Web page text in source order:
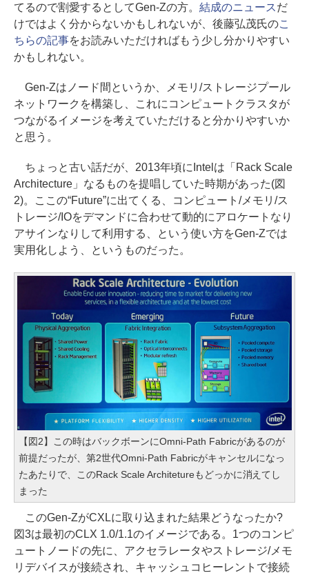
てるので割愛するとしてGen-Zの方。 結成のニュースだ
けではよく分からないかもしれないが、後藤弘茂氏のこ
ちらの記事をお読みいただければもう少し分かりやすい
かもしれない。
Gen-Zはノード間というか、メモリ/ストレージプール
ネットワークを構築し、これにコンピュートクラスタが
つながるイメージを考えていただけると分かりやすいか
と思う。
ちょっと古い話だが、2013年頃にIntelは「Rack Scale
Architecture」なるものを提唱していた時期があった(図
2)。ここの“Future”に出てくる、コンピュート/メモリ/ス
トレージ/IOをデマンドに合わせて動的にアロケートなり
アサインなりして利用する、という使い方をGen-Zでは
実用化しよう、というものだった。
【図2】この時はバックボーンにOmni-Path Fabricがあるのが
前提だったが、第2世代Omni-Path Fabricがキャンセルになっ
たあたりで、このRack Scale Architetureもどっかに消えてし
まった
このGen-ZがCXLに取り込まれた結果どうなったか?
図3は最初のCLX 1.0/1.1のイメージである。1つのコンピ
ュートノードの先に、アクセラレータやストレージ/メモ
リデバイスが接続され、キャッシュコヒーレントで接続